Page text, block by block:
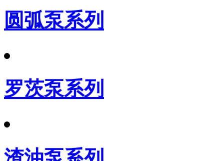
圆弧泵系列
罗茨泵系列